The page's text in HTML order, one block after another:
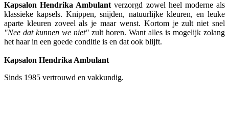
Kapsalon Hendrika Ambulantverzorgd zowel heel moderne als
klassieke kapsels. Knippen, snijden, natuurlijke kleuren, en leuke
aparte kleuren zoveel als je maar wenst. Kortom je zult niet snel
"Nee dat kunnen we niet" zult horen. Want alles is mogelijk zolang
het haar in een goede conditie is en dat ook blijft.
Kapsalon Hendrika Ambulant
Sinds 1985 vertrouwd en vakkundig.